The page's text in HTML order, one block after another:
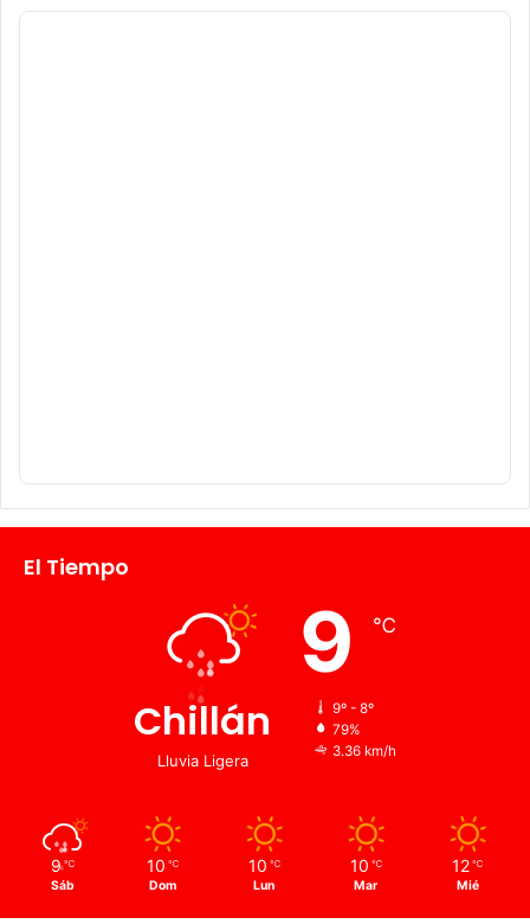
El Tiempo
Chillán
Lluvia Ligera
9 ℃
9º - 8º
79%
3.36 km/h
9 ℃
Sáb
10 ℃
Dom
10 ℃
Lun
10 ℃
Mar
12 ℃
Mié